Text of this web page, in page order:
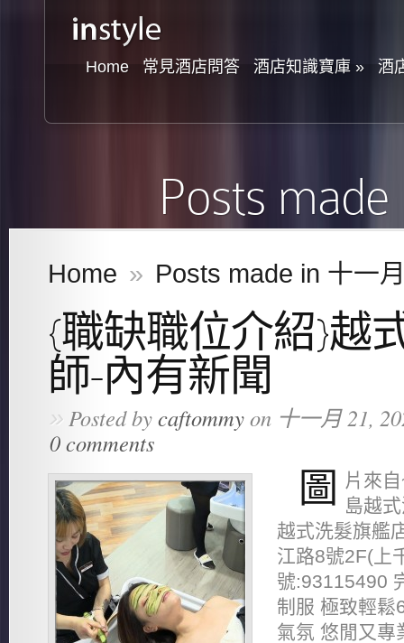
Home 常見酒店問答 酒店知識寶庫 » 酒
Posts
Home » Posts made in 十一
{職缺職位介紹}越
師-內有新聞
»Posted bycaftommyon 十一月 21,
0 comments
圖
片來
島越
越式洗髮旗艦
江路8號2F(上
號:93115490
制服 極致輕鬆
氣氛 悠閒又專